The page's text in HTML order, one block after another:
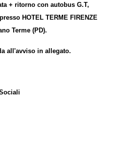
+ ritorno con autobus G.T,
HOTEL TERME FIRENZE
Terme (PD).
all'avviso in allegato.